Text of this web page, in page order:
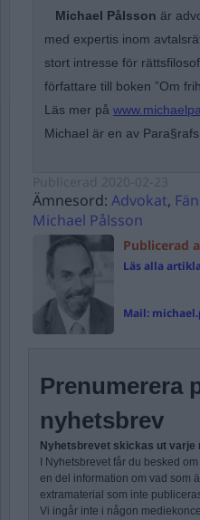
Michael Pålsson är
med expertis inom
stort intresse för
författare till boken ”Om
Läs mer på
Michael är en av
Ämnesord: Advokat,
Michael Pålsson
Publicerad
Läs alla
Mail:
Prenumerera
nyhetsbrev
Nyhetsbrevet skickas ut varje
I Nyhetsbrevet får du besked
en del information om vad som
extramaterial som inte
Vi ingår inte i någon